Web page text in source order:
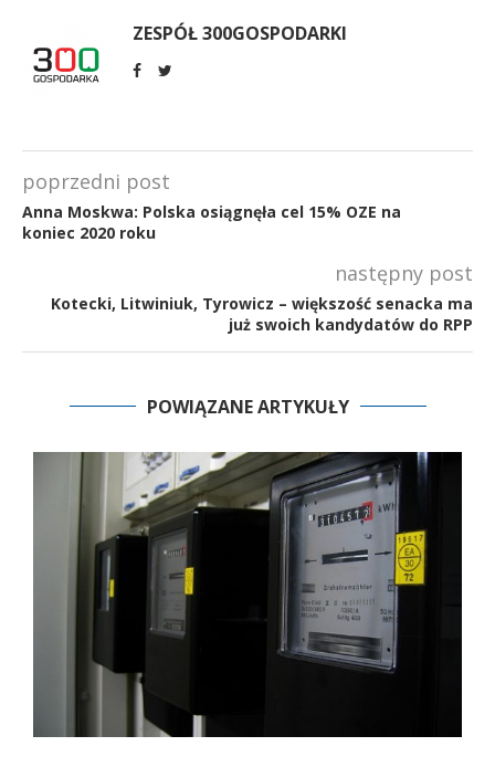
ZESPÓŁ 300GOSPODARKI
poprzedni post
Anna Moskwa: Polska osiągnęła cel 15% OZE na
koniec 2020 roku
następny post
Kotecki, Litwiniuk, Tyrowicz – większość senacka ma
już swoich kandydatów do RPP
POWIĄZANE ARTYKUŁY